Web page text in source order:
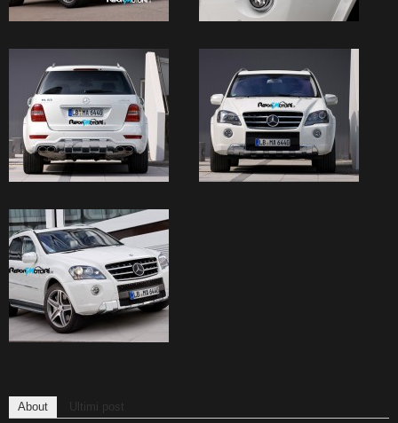
About Ultimi post